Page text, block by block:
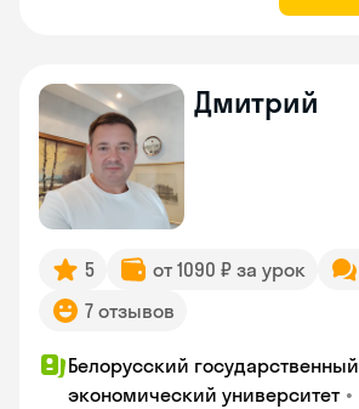
Дмитрий
5 от 1090 ₽ за урок
7 отзывов
Белорусский государственный
экономический университет •